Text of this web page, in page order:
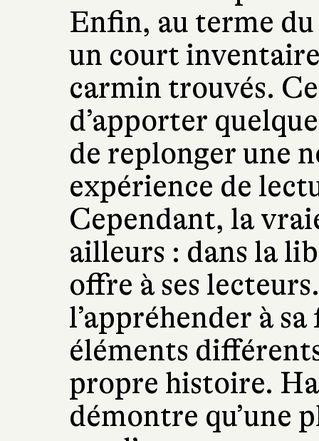
Enfin, au terme du
un court
carmin trouvés.
d’apporter
de replonger une
expérience de
Cependant, la
ailleurs : dans la
offre à ses
l’appréhender à
éléments
propre histoire.
démontre qu’une